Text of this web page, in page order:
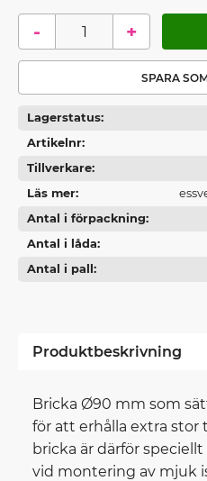
+
-
Lagerstatus
Artikelnr
Tillverkare
Läs mer
Antal i förpackning
Antal i låda
Antal i pall
Produktbeskrivning
Bricka Ø90 mm som
för att erhålla extra stor
bricka är därför
vid montering av mjuk